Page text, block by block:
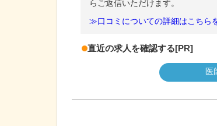
らご返信いただけます。
≫口コミについての詳細はこちら
直近の求人を確認する[PR]
医